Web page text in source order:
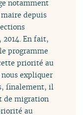
notamment
depuis
En fait,
programme
priorité au
expliquer
finalement, il
de migration
au